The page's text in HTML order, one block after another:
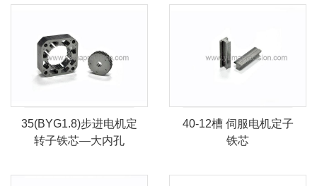
35(BYG1.8)步进电机定
转子铁芯—大内孔
40-12槽 伺服电机定子
铁芯